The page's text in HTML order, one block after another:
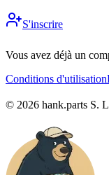
S'inscrire
Vous avez déjà un
Conditions d'utilisation
© 2026 hank.parts S.